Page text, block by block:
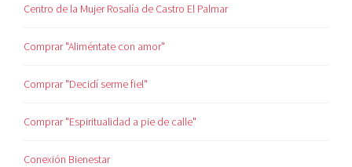
Centro de la Mujer Rosalía de Castro El Palmar
Comprar "Aliméntate con amor"
Comprar "Decidí serme fiel"
Comprar "Espiritualidad a pie de calle"
Conexión Bienestar